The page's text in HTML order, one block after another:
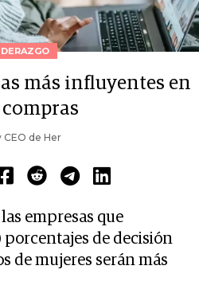
más influyentes en
CEO de Her
empresas que
de decisión
de mujeres serán más